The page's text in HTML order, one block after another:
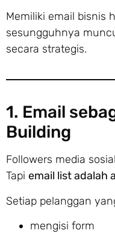
Memiliki email bisnis
sesungguhnya
secara strategis.
1. Email
Building
Followers media
Tapi email list adalah
Setiap pelanggan
mengisi form